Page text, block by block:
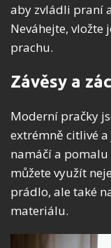
aby zvládli praní
Neváhejte, vložte
prachu.
Závěsy a
Moderní pračky
extrémně citlivé
namáčí a
můžete využít
prádlo, ale také
materiálu.